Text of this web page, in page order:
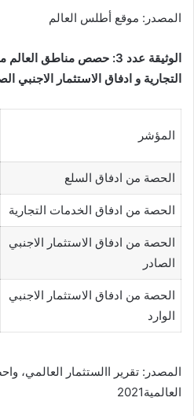
المصدر: موقع أطلس العالم
الوثيقة عدد 3: حصص مناطق
التجارية و ادفاق الاستثمار الاجنبي
المؤشر
الحصة من ادفاق السلع
الحصة من ادفاق الخدمات التجارية
الحصة من ادفاق الاستثمار الاجنبي
الصادر
الحصة من ادفاق الاستثمار الاجنبي
الوارد
المصدر: تقرير االستثمار العالمي،
العالمية2021